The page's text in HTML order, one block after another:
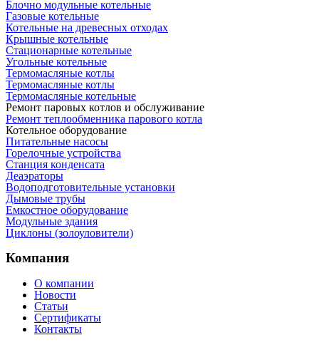
Блочно модульные котельные
Газовые котельные
Котельные на древесных отходах
Крышные котельные
Стационарные котельные
Угольные котельные
Термомасляные котлы
Термомасляные котлы
Термомасляные котельные
Ремонт паровых котлов и обслуживание
Ремонт теплообменника парового котла
Котельное оборудование
Питательные насосы
Горелочные устройства
Станция конденсата
Деаэраторы
Водоподготовительные установки
Дымовые трубы
Емкостное оборудование
Mодульные здания
Циклоны (золоуловители)
Компания
О компании
Новости
Статьи
Сертификаты
Контакты